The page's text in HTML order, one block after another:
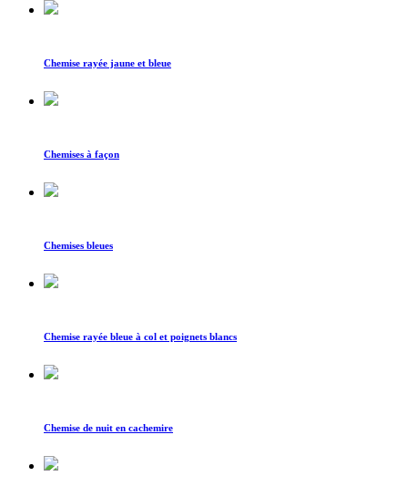
Chemise rayée jaune et bleue
Chemises à façon
Chemises bleues
Chemise rayée bleue à col et poignets blancs
Chemise de nuit en cachemire